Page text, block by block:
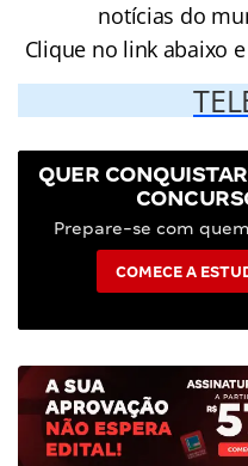
notícias do
Clique no link abaixo
QUER
Prepare-se com
COMECE A